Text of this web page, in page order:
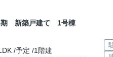
期 新築戸建て 1号棟
/予定 /1階建